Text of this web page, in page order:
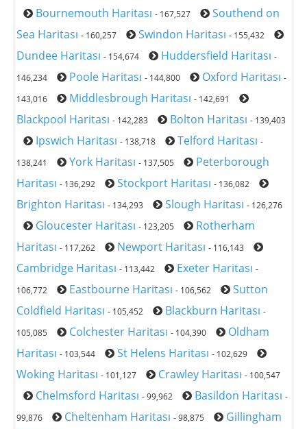
Bournemouth Haritası - 167,527
Southend on
Sea Haritası - 160,257 Swindon Haritası - 155,432
Dundee Haritası - 154,674 Huddersfield Haritası -
146,234
Poole Haritası - 144,800 Oxford Haritası -
143,016
Middlesbrough Haritası - 142,691
Blackpool Haritası - 142,283 Bolton Haritası - 139,403
Ipswich Haritası - 138,718 Telford Haritası -
138,241
York Haritası - 137,505
Peterborough
Haritası - 136,292 Stockport Haritası - 136,082
Brighton Haritası - 134,293 Slough Haritası - 126,276
Gloucester Haritası - 123,205
Rotherham
Haritası - 117,262 Newport Haritası - 116,143
Cambridge Haritası - 113,442 Exeter Haritası -
106,772
Eastbourne Haritası - 106,562
Sutton
Coldfield Haritası - 105,452 Blackburn Haritası -
105,085
Colchester Haritası - 104,390
Oldham
Haritası - 103,544 St Helens Haritası - 102,629
Woking Haritası - 101,127 Crawley Haritası - 100,547
Chelmsford Haritası - 99,962 Basildon Haritası -
99,876
Cheltenham Haritası - 98,875
Gillingham